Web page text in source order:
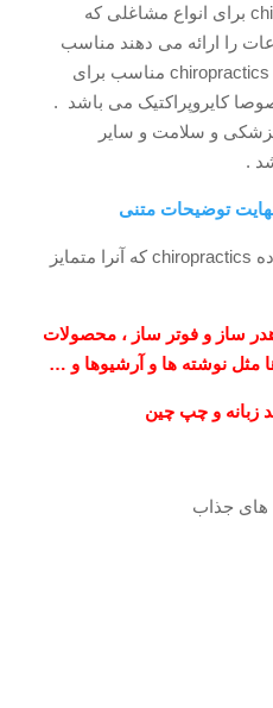
باشد . سایت آماده chiropractics برای انواع مشاغلی که
را ارائه می دهند مناسب
است . وبسایت آماده وردپرس chiropractics مناسب برای
کایروپراکتیک می باشد .
و سلامت و سایر
.
توضیحات متنی
برخی از ویژگی های سایت آماده chiropractics که آنرا متمایز
ساز و فوتر ساز ، محصولات
نوشته ها و آرشیوها و …
های جذاب